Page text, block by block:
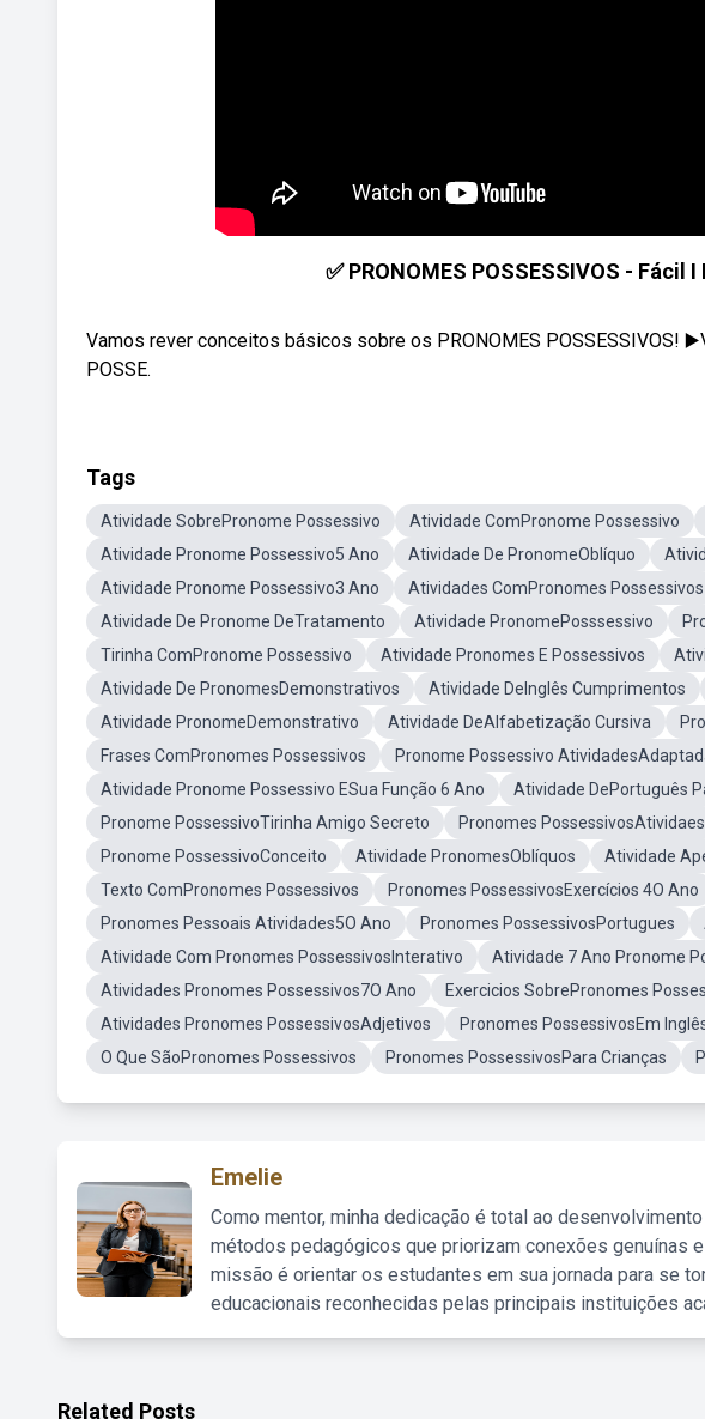
✅ PRONOMES POSSESSIVOS - Fácil
Vamos rever conceitos básicos sobre os PRONOMES POSSESSIVOS!
POSSE.
Tags
Atividade SobrePronome Possessivo Atividade ComPronome Possessivo
Atividade Pronome Possessivo5 Ano
Atividade De PronomeOblíquo
Atividade Pronome Possessivo3 Ano
Atividades ComPronomes Possessivos
Atividade De Pronome DeTratamento
Atividade PronomePosssessivo
Tirinha ComPronome Possessivo
Atividade Pronomes E Possessivos
Atividade De PronomesDemonstrativos
Atividade DeInglês Cumprimentos
Atividade PronomeDemonstrativo
Atividade DeAlfabetização Cursiva
Frases ComPronomes Possessivos
Pronome Possessivo
Atividade Pronome Possessivo ESua Função 6 Ano
Atividade DePortuguês
Pronome PossessivoTirinha Amigo Secreto
Pronomes PossessivosAtividaes
Pronome PossessivoConceito
Atividade PronomesOblíquos
Atividade
Texto ComPronomes Possessivos
Pronomes PossessivosExercícios 4O Ano
Pronomes Pessoais Atividades5O Ano
Pronomes PossessivosPortugues
Atividade Com Pronomes PossessivosInterativo
Atividade 7 Ano Pronome
Atividades Pronomes Possessivos7O Ano
Exercicios SobrePronomes
Atividades Pronomes PossessivosAdjetivos
Pronomes PossessivosEm
O Que SãoPronomes Possessivos
Pronomes PossessivosPara Crianças
Emelie
Como mentor, minha dedicação é total ao
métodos pedagógicos que priorizam conexões genuínas
missão é orientar os estudantes em sua jornada para se
educacionais reconhecidas pelas principais instituições
Related Posts